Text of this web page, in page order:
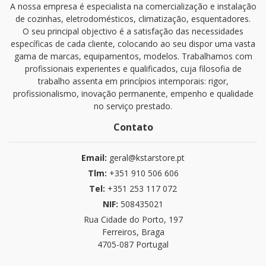
A nossa empresa é especialista na comercialização e instalação
de cozinhas, eletrodomésticos, climatização, esquentadores.
O seu principal objectivo é a satisfação das necessidades
específicas de cada cliente, colocando ao seu dispor uma vasta
gama de marcas, equipamentos, modelos. Trabalhamos com
profissionais experientes e qualificados, cuja filosofia de
trabalho assenta em princípios intemporais: rigor,
profissionalismo, inovação permanente, empenho e qualidade
no serviço prestado.
Contato
Email: geral@kstarstore.pt
Tlm: +351 910 506 606
Tel: +351 253 117 072
NIF: 508435021
Rua Cidade do Porto, 197
Ferreiros, Braga
4705-087 Portugal